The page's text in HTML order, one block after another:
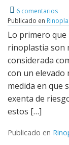
6 comentarios
Publicado en
Lo primero que
rinoplastia son
considerada
con un elevado
medida en que
exenta de
estos […]
Publicado en